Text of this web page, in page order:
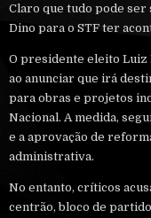
Claro que tudo pode ser
Dino para o STF ter
O presidente eleito Luiz
ao anunciar que irá
para obras e projetos
Nacional. A medida,
e a aprovação de
administrativa.
No entanto, críticos
centrão, bloco de